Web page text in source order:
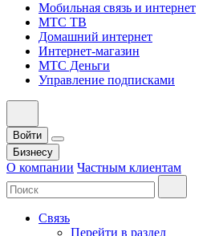
Мобильная связь и интернет
МТС ТВ
Домашний интернет
Интернет-магазин
МТС Деньги
Управление подписками
Войти
Бизнесу
О компании Частным клиентам
Связь
Перейти в раздел